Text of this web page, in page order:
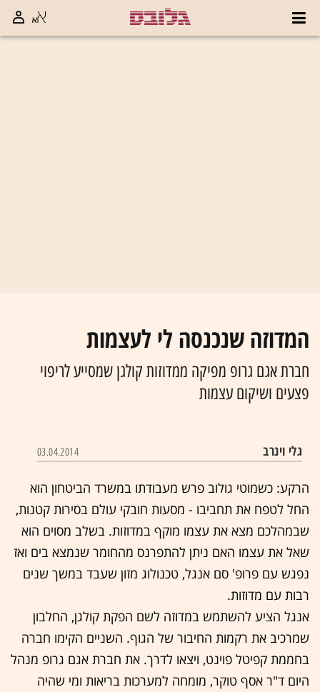
המדוזה שנכנסה לי לעצמות
חברת אגם גרופ מפיקה ממדוזות קולגן שמסייע לריפוי
פצעים ושיקום עצמות
גלי וינרב 03.04.2014
הרקע: כשמוטי גולוב פרש מעבודתו במשרד הביטחון הוא
החל לטפח את תחביבו - מסעות חובקי עולם בסירות קטנות,
שבמהלכם מצא את עצמו מוקף במדוזות. בשלב מסוים הוא
שאל את עצמו האם ניתן להתפרנס מהחומר שנמצא בים ואז
נפגש עם פרופ' סם אנגל, טכנולוג מזון שעבד במשך שנים
רבות עם מדוזות.
אנגל הציע להשתמש במדוזה לשם הפקת קולגן, החלבון
שמרכיב את רקמות החיבור של הגוף. השניים הקימו חברה
בחממת קפיטל פוינט, ויצאו לדרך. את חברת אגם גרופ מנהל
היום ד"ר אסף טוקר, מומחה למערכות בריאות ומי שהיה